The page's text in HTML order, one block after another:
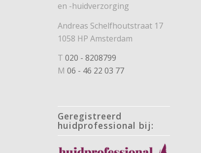
en -huidverzorging
Andreas Schelfhoutstraat 17
1058 HP Amsterdam
T020 - 8208799
M06 - 46 22 03 77
Geregistreerd
huidprofessional bij: